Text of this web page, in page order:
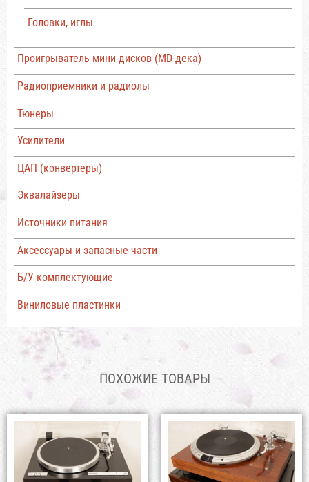
Головки, иглы
Проигрыватель мини дисков (MD-дека)
Радиоприемники и радиолы
Тюнеры
Усилители
ЦАП (конвертеры)
Эквалайзеры
Источники питания
Аксессуары и запасные части
Б/У комплектующие
Виниловые пластинки
ПОХОЖИЕ ТОВАРЫ